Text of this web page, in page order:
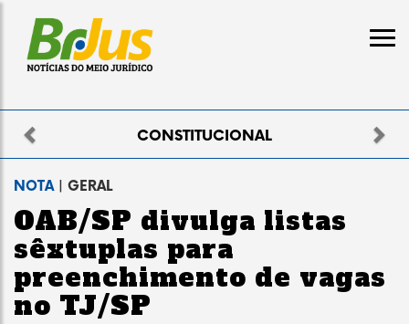
ELEITORAL
Previous
NOTA| GERAL
OAB/SP divulga listas
sêxtuplas para
preenchimento de vagas
no TJ/SP